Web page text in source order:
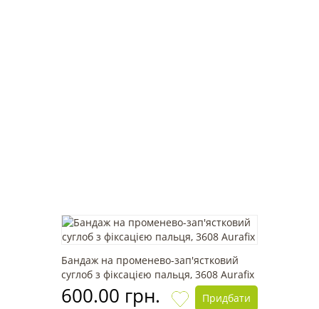
Бандаж на променево-зап'ястковий
суглоб з фіксацією пальця, 3608 Aurafix
600.00 грн. Придбати